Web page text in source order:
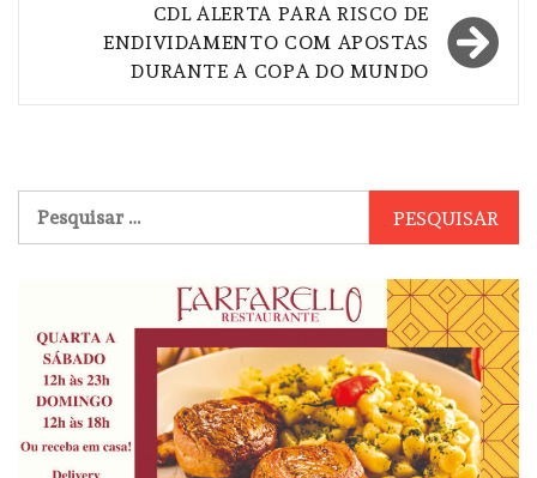
CDL ALERTA PARA RISCO DE
ENDIVIDAMENTO COM APOSTAS
DURANTE A COPA DO MUNDO
por: